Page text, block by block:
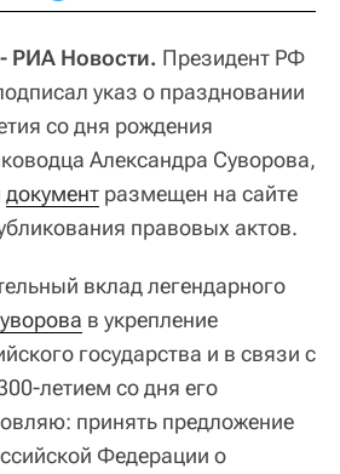
РИА Новости. Президент РФ
указ о праздновании
со дня рождения
Александра Суворова,
документ размещен на сайте
правовых актов.
вклад легендарного
в укрепление
государства и в связи с
летием со дня его
принять предложение
Федерации о